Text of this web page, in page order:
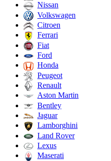
Nissan
Volkswagen
Citroen
Ferrari
Fiat
Ford
Honda
Peugeot
Renault
Aston Martin
Bentley
Jaguar
Lamborghini
Land Rover
Lexus
Maserati